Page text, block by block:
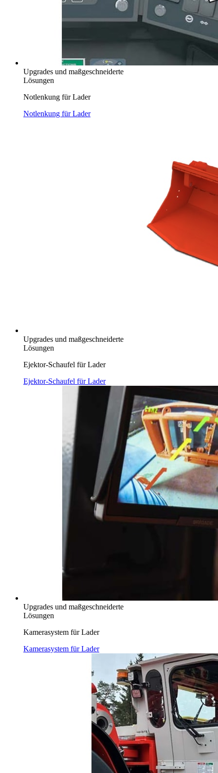
Upgrades und maßgeschneiderte
Lösungen
Notlenkung für Lader
Notlenkung für Lader
Upgrades und maßgeschneiderte
Lösungen
Ejektor-Schaufel für Lader
Ejektor-Schaufel für Lader
Upgrades und maßgeschneiderte
Lösungen
Kamerasystem für Lader
Kamerasystem für Lader